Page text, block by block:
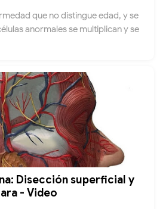
que no distingue edad, y se
anormales se multiplican y se
Disección superficial y
- Video